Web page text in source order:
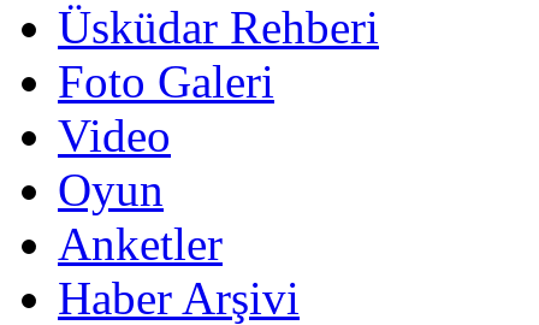
Üsküdar Rehberi
Foto Galeri
Video
Oyun
Anketler
Haber Arşivi